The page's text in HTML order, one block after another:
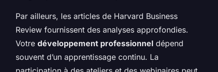
Par ailleurs, les articles de Harvard Business
Review fournissent des analyses approfondies.
Votre développement professionnel dépend
souvent d’un apprentissage continu. La